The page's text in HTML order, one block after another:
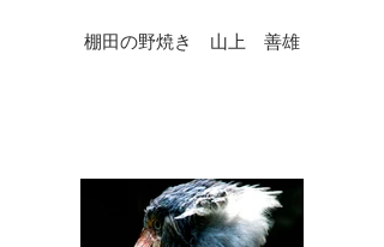
棚田の野焼き 山上 善雄